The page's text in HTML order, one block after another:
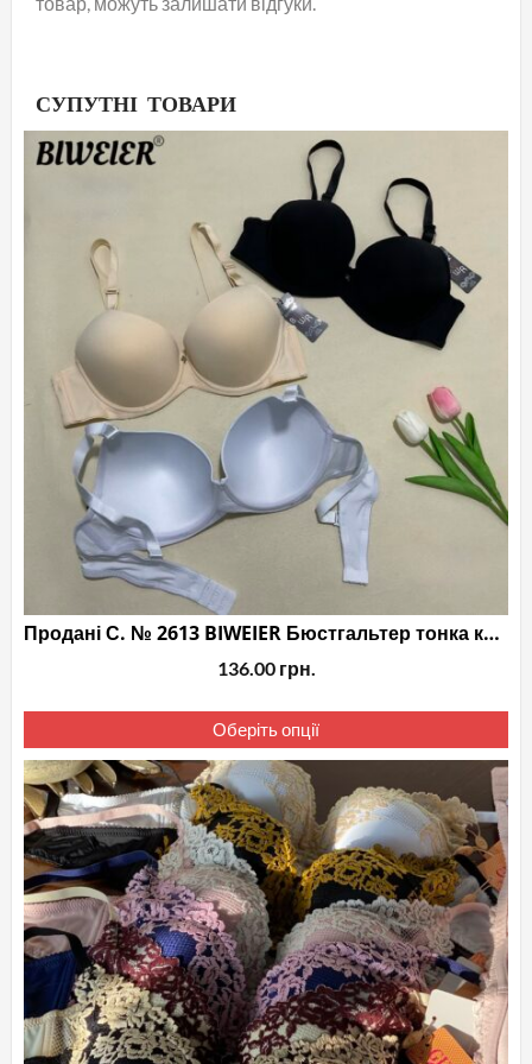
СУПУТНІ ТОВАРИ
Продані С. № 2613 BIWEIER Бюстгальтер тонка класика
136.00 грн.
Оберіть опції
на